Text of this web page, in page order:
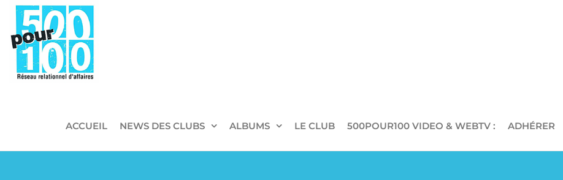
ACCUEIL NEWS DES CLUBS ALBUMS LE CLUB 500POUR100 VIDEO & WEBTV : ADHÉRER